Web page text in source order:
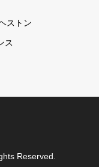
ストン
ス
Reserved.